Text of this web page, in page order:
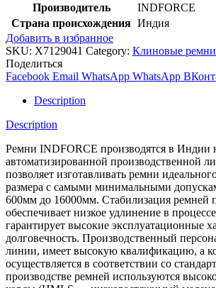
Производитель
INDFORCE
Страна происхождения Индия
Добавить в избранное
SKU: X7129041 Category: Клиновые ремни
Поделиться
Facebook Email WhatsApp WhatsApp
Description
Description
Ремни INDFORCE производятся в Индии
автоматизированной производственной
позволяет изготавливать ремни
размера с самыми минимальными
600мм до 16000мм. Стабилизация ремней
обеспечивает низкое удлинение в
гарантирует высокие эксплуатационные
долговечность. Производственный
линии, имеет высокую квалификацию, а
осуществляется в соответствии со
производстве ремней используются